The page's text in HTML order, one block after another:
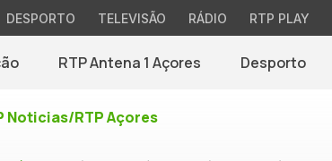
DESPORTO TELEVISÃO RÁDIO RTP PLAY
RTP Antena 1 Açores Desporto
Noticias/RTP Açores